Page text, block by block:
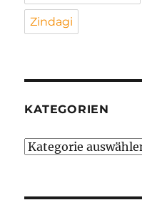
Zindagi
KATEGORIEN
Kategorien